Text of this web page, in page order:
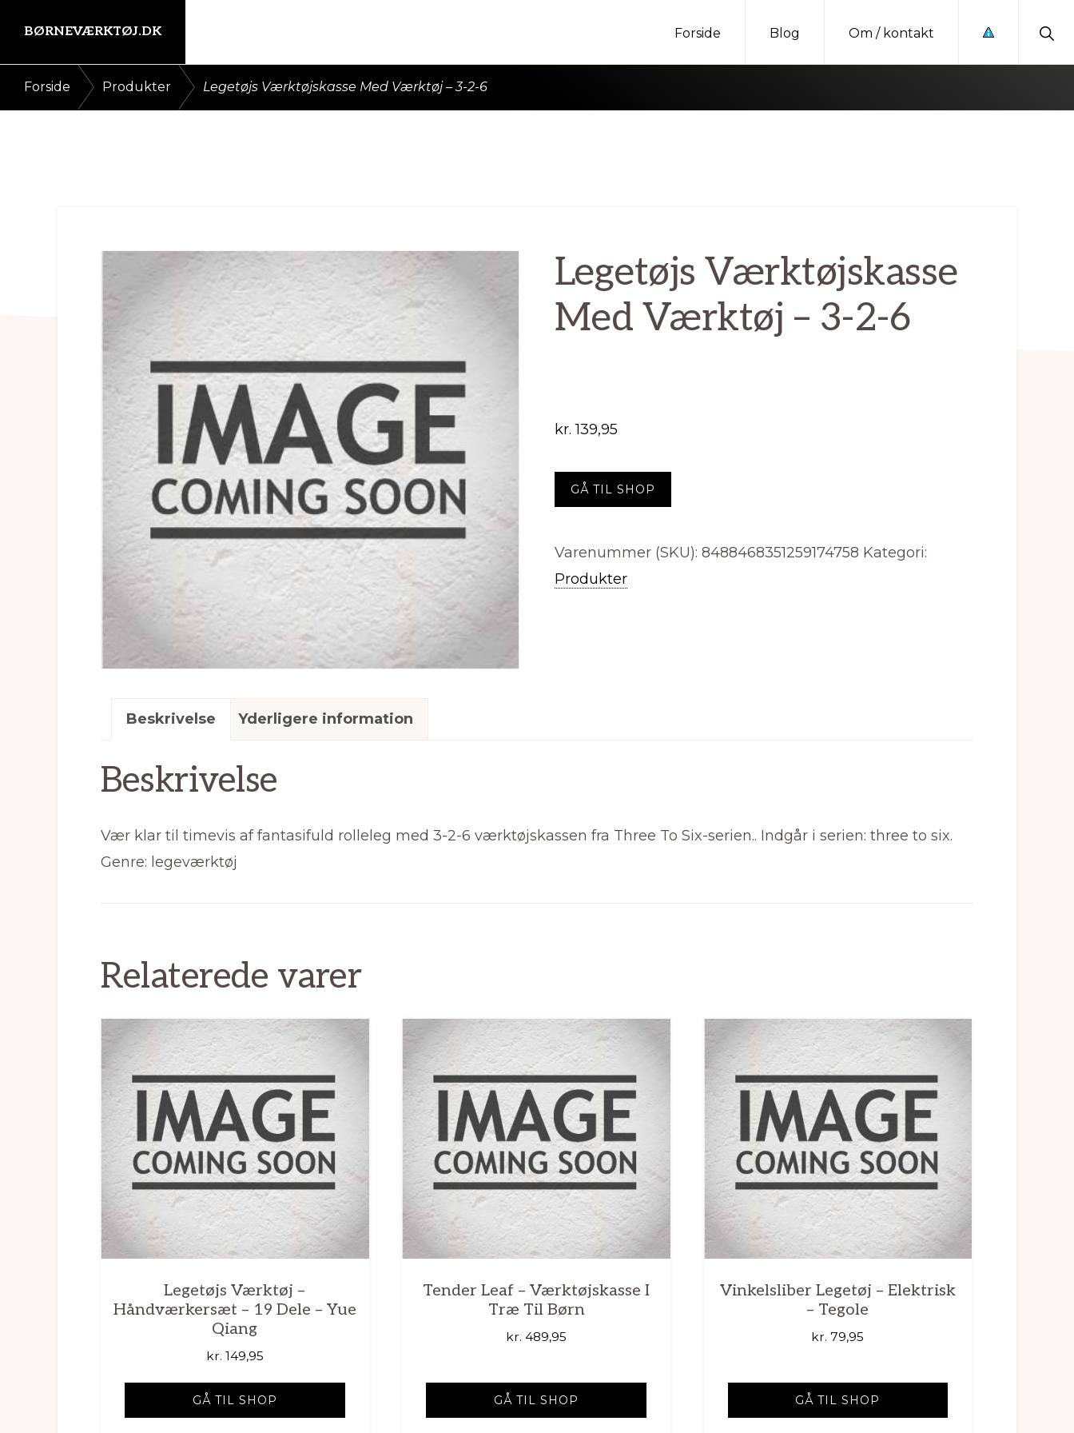
direkte
til
primær
indhold
BØRNEVÆRKTØJ.DK Forside Blog Om / kontakt
Forside Produkter Legetøjs Værktøjskasse Med Værktøj – 3-2-6
Legetøjs Værktøjskasse
Med Værktøj – 3-2-6
kr. 139,95
GÅ TIL SHOP
Varenummer (SKU): 8488468351259174758 Kategori:
Produkter
Beskrivelse Yderligere information
Beskrivelse
Vær klar til timevis af fantasifuld rolleleg med 3-2-6 værktøjskassen fra Three To Six-serien.. Indgår i serien: three to six.
Genre: legeværktøj
Relaterede varer
Legetøjs Værktøj –
Håndværkersæt – 19 Dele – Yue
Qiang
kr. 149,95
GÅ TIL SHOP
Tender Leaf – Værktøjskasse I
Træ Til Børn
kr. 489,95
GÅ TIL SHOP
Vinkelsliber Legetøj – Elektrisk
– Tegole
kr. 79,95
GÅ TIL SHOP